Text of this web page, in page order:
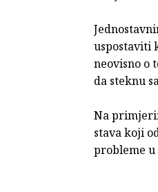
uspostaviti
neovisno o
da steknu
Na
stava koji
probleme u